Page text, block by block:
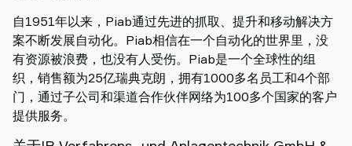
自1951年以来，Piab通过先进的抓取、提升和移动解决方
案不断发展自动化。Piab相信在一个自动化的世界里，没
有资源被浪费，也没有人受伤。Piab是一个全球性的组
织，销售额为25亿瑞典克朗，拥有1000多名员工和4个部
门，通过子公司和渠道合作伙伴网络为100多个国家的客户
提供服务。